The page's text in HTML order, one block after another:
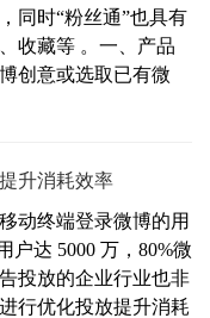
同时“粉丝通”也具有
收藏等 。一、产品
意或选取已有微
升消耗效率
动终端登录微博的用
户达 5000 万，80%微
投放的企业行业也非
行优化投放提升消耗